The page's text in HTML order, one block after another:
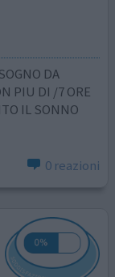
DA
PIU DI /7 ORE
IL SONNO
0 reazioni